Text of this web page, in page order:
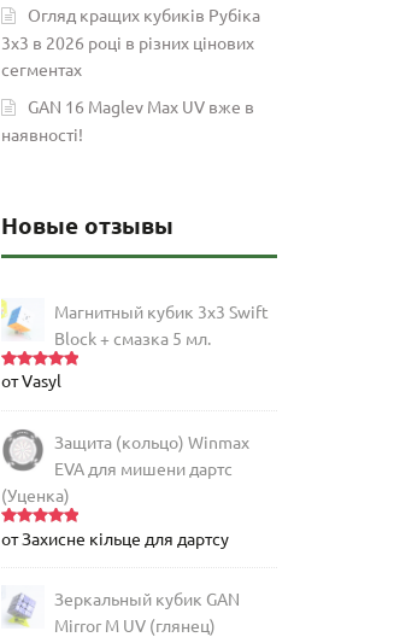
Огляд кращих кубиків Рубіка
3х3 в 2026 році в різних цінових
сегментах
GAN 16 Maglev Max UV вже в
наявності!
Новые отзывы
Магнитный кубик 3х3 Swift
Block + смазка 5 мл.
Оценка
от Vasyl
Защита (кольцо) Winmax
EVA для мишени дартс
(Уценка)
Оценка5
от Захисне кільце для дартсу
Зеркальный кубик GAN
Mirror M UV (глянец)